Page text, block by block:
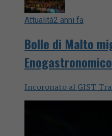
Attualità2 anni fa
Bolle di Malto
Incoronato al GIST